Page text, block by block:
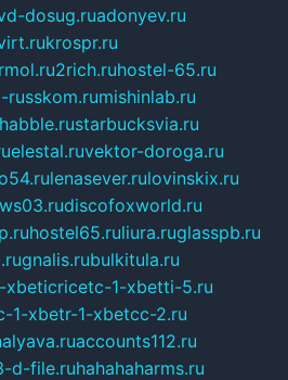
dosug.ruadonyev.ru
krospr.ru
2rich.ruhostel-65.ru
russkom.rumishinlab.ru
habble.rustarbucksvia.ru
elestal.ruvektor-doroga.ru
lenasever.rulovinskix.ru
discofoxworld.ru
hostel65.ruliura.ruglasspb.ru
gnalis.rubulkitula.ru
xbeticricetc-1-xbetti-5.ru
1-xbetr-1-xbetcc-2.ru
accounts112.ru
d-file.ruhahahaharms.ru